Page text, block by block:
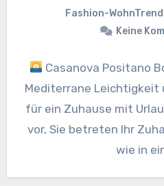
Fashion-WohnTrend
Keine
Casanova Positano
Mediterrane Leichtigkeit
für ein Zuhause mit
vor, Sie betreten Ihr
wie in